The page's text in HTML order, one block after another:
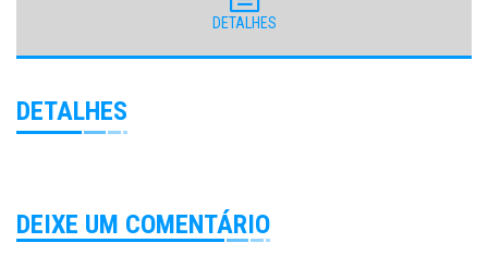
DETALHES
DETALHES
DEIXE UM COMENTÁRIO